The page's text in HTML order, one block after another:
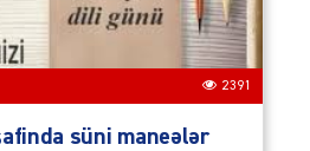
2391
süni maneələr